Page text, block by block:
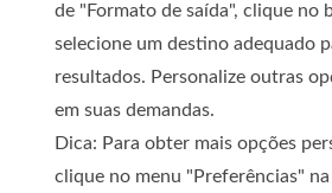
de "Formato de saída", clique no
selecione um destino adequado
resultados. Personalize outras
em suas demandas.
Dica: Para obter mais opções
clique no menu "Preferências"